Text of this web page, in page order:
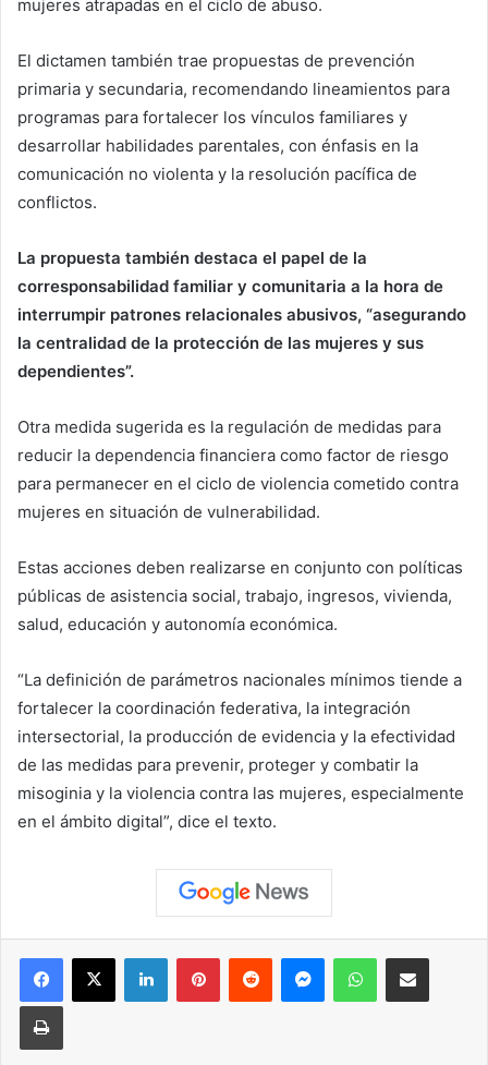
mujeres atrapadas en el ciclo de abuso.
El dictamen también trae propuestas de prevención
primaria y secundaria, recomendando lineamientos para
programas para fortalecer los vínculos familiares y
desarrollar habilidades parentales, con énfasis en la
comunicación no violenta y la resolución pacífica de
conflictos.
La propuesta también destaca el papel de la
corresponsabilidad familiar y comunitaria a la hora de
interrumpir patrones relacionales abusivos, “asegurando
la centralidad de la protección de las mujeres y sus
dependientes”.
Otra medida sugerida es la regulación de medidas para
reducir la dependencia financiera como factor de riesgo
para permanecer en el ciclo de violencia cometido contra
mujeres en situación de vulnerabilidad.
Estas acciones deben realizarse en conjunto con políticas
públicas de asistencia social, trabajo, ingresos, vivienda,
salud, educación y autonomía económica.
“La definición de parámetros nacionales mínimos tiende a
fortalecer la coordinación federativa, la integración
intersectorial, la producción de evidencia y la efectividad
de las medidas para prevenir, proteger y combatir la
misoginia y la violencia contra las mujeres, especialmente
en el ámbito digital”, dice el texto.
Facebook
X LinkedInPinterestReddit MessengerWhatsAppCompartir vía correo
Imprimir